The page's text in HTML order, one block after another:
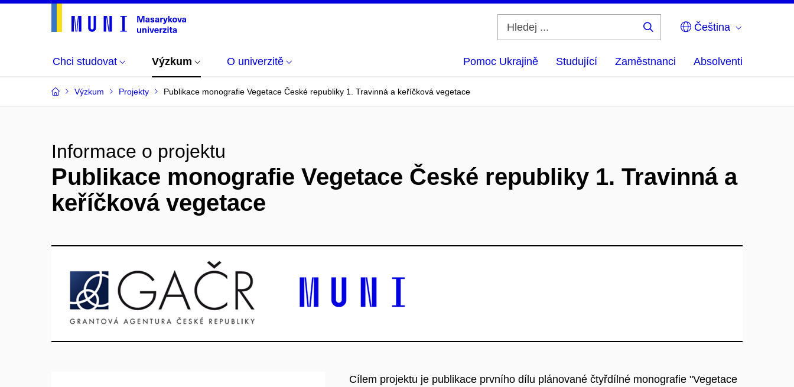
Čeština
Chci studovat Výzkum O univerzitě Pomoc Ukrajině Studující Zaměstnanci Absolventi
Výzkum Projekty Publikace monografie Vegetace České republiky 1. Travinná a keříčková vegetace
Informace o projektu
Publikace monografie Vegetace České republiky 1. Travinná a
keříčková vegetace
Cílem projektu je publikace prvního dílu plánované čtyřdílné monografie "Vegetace